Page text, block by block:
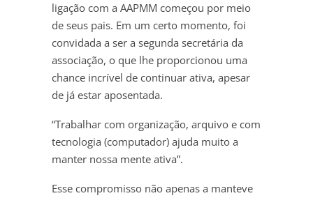
ligação com a AAPMM começou por meio
de seus pais. Em um certo momento, foi
convidada a ser a segunda secretária da
associação, o que lhe proporcionou uma
chance incrível de continuar ativa, apesar
de já estar aposentada.
“Trabalhar com organização, arquivo e com
tecnologia (computador) ajuda muito a
manter nossa mente ativa”.
Esse compromisso não apenas a manteve